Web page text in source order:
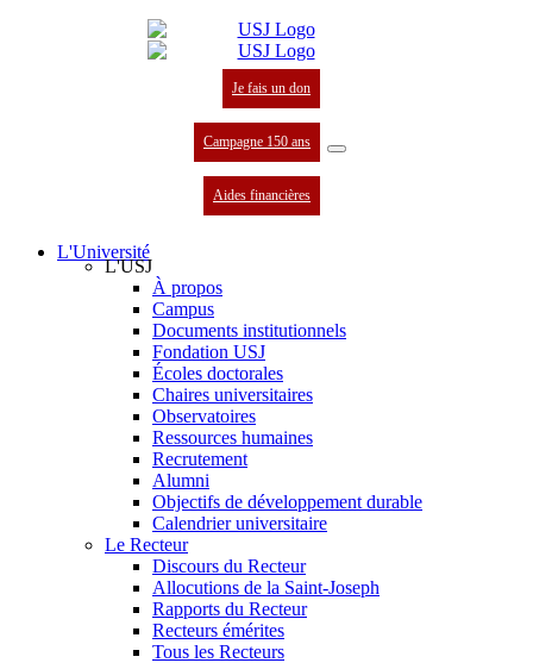
Je fais un don
Campagne 150 ans
Aides financières
L'Université
L'USJ
À propos
Campus
Documents institutionnels
Fondation USJ
Écoles doctorales
Chaires universitaires
Observatoires
Ressources humaines
Recrutement
Alumni
Objectifs de développement durable
Calendrier universitaire
Le Recteur
Discours du Recteur
Allocutions de la Saint-Joseph
Rapports du Recteur
Recteurs émérites
Tous les Recteurs